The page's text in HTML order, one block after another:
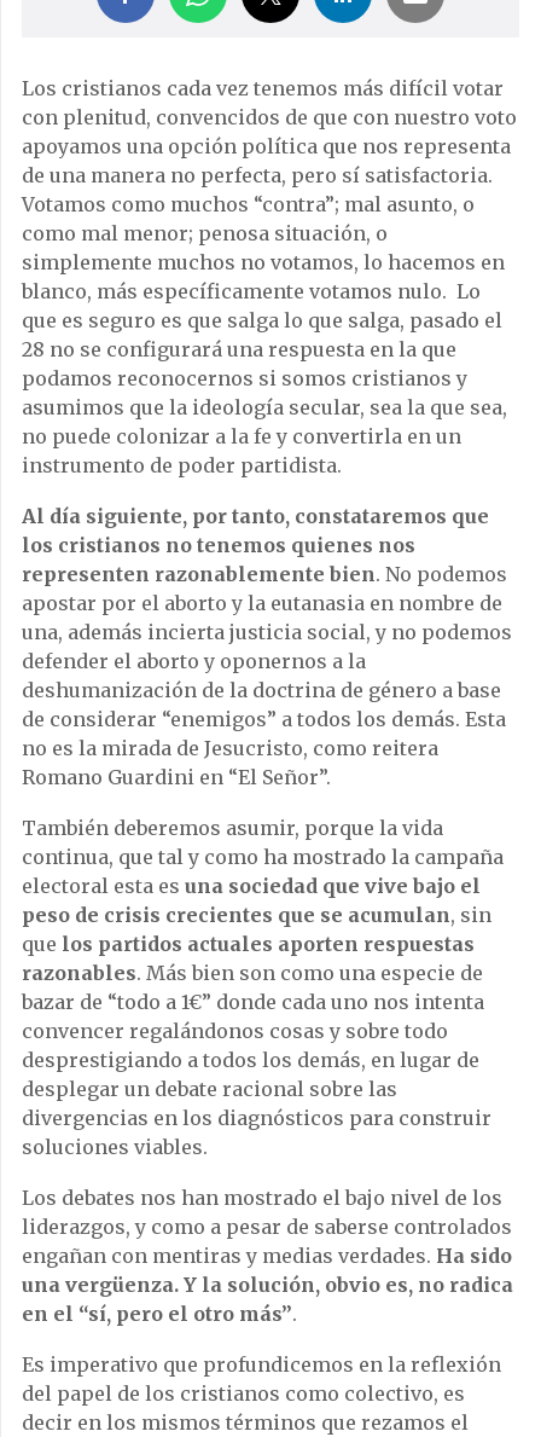
Los cristianos cada vez tenemos más difícil votar
con plenitud, convencidos de que con nuestro voto
apoyamos una opción política que nos representa
de una manera no perfecta, pero sí satisfactoria.
Votamos como muchos “contra”; mal asunto, o
como mal menor; penosa situación, o
simplemente muchos no votamos, lo hacemos en
blanco, más específicamente votamos nulo. Lo
que es seguro es que salga lo que salga, pasado el
28 no se configurará una respuesta en la que
podamos reconocernos si somos cristianos y
asumimos que la ideología secular, sea la que sea,
no puede colonizar a la fe y convertirla en un
instrumento de poder partidista.
Al día siguiente, por tanto, constataremos que
los cristianos no tenemos quienes nos
representen razonablemente bien. No podemos
apostar por el aborto y la eutanasia en nombre de
una, además incierta justicia social, y no podemos
defender el aborto y oponernos a la
deshumanización de la doctrina de género a base
de considerar “enemigos” a todos los demás. Esta
no es la mirada de Jesucristo, como reitera
Romano Guardini en “El Señor”.
También deberemos asumir, porque la vida
continua, que tal y como ha mostrado la campaña
electoral esta es una sociedad que vive bajo el
peso de crisis crecientes que se acumulan, sin
que los partidos actuales aporten respuestas
razonables. Más bien son como una especie de
bazar de “todo a 1€” donde cada uno nos intenta
convencer regalándonos cosas y sobre todo
desprestigiando a todos los demás, en lugar de
desplegar un debate racional sobre las
divergencias en los diagnósticos para construir
soluciones viables.
Los debates nos han mostrado el bajo nivel de los
liderazgos, y como a pesar de saberse controlados
engañan con mentiras y medias verdades. Ha sido
una vergüenza. Y la solución, obvio es, no radica
en el “sí, pero el otro más”.
Es imperativo que profundicemos en la reflexión
del papel de los cristianos como colectivo, es
decir en los mismos términos que rezamos el